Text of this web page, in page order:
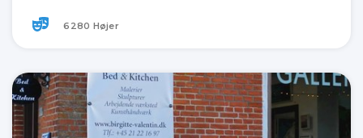
6280 Højer